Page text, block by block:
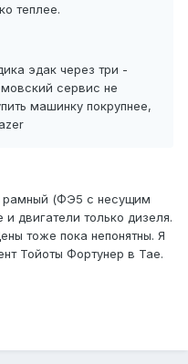
теплее.
эдак через три -
сервис не
машинку покрупнее,
рамный (ФЭ5 с несущим
двигатели только дизеля.
тоже пока непонятны. Я
Тойоты Фортунер в Тае.